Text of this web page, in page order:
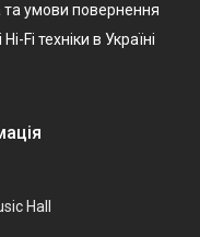
умови повернення
Fi техніки в Україні
Hall